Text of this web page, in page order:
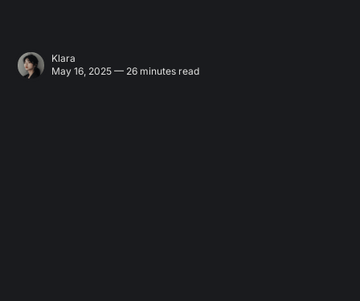
Klara
May 16, 2025 — 26 minutes read